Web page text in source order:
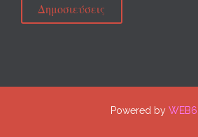
Δημοσιεύσεις
Powered by